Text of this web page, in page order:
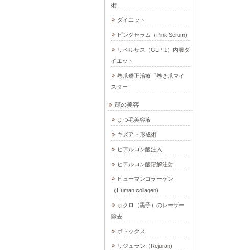
術
ダイエット
ピンクセラム（Pink Serum)
リベルサス（GLP-1）内服ダ
イエット
巻爪矯正治療「巻き爪マイ
スター」
顔の美容
まつ毛美容液
キズアト形成術
ヒアルロン酸注入
ヒアルロン酸溶解注射
ヒューマンコラーゲン
（Human collagen)
ホクロ（黒子）のレーザー
除去
ボトックス
リジュラン（Rejuran)